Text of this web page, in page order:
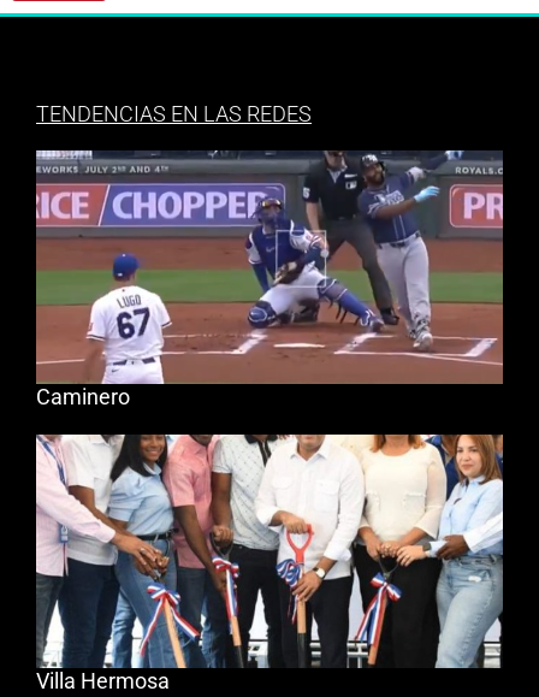
TENDENCIAS EN LAS REDES
Caminero
Villa Hermosa